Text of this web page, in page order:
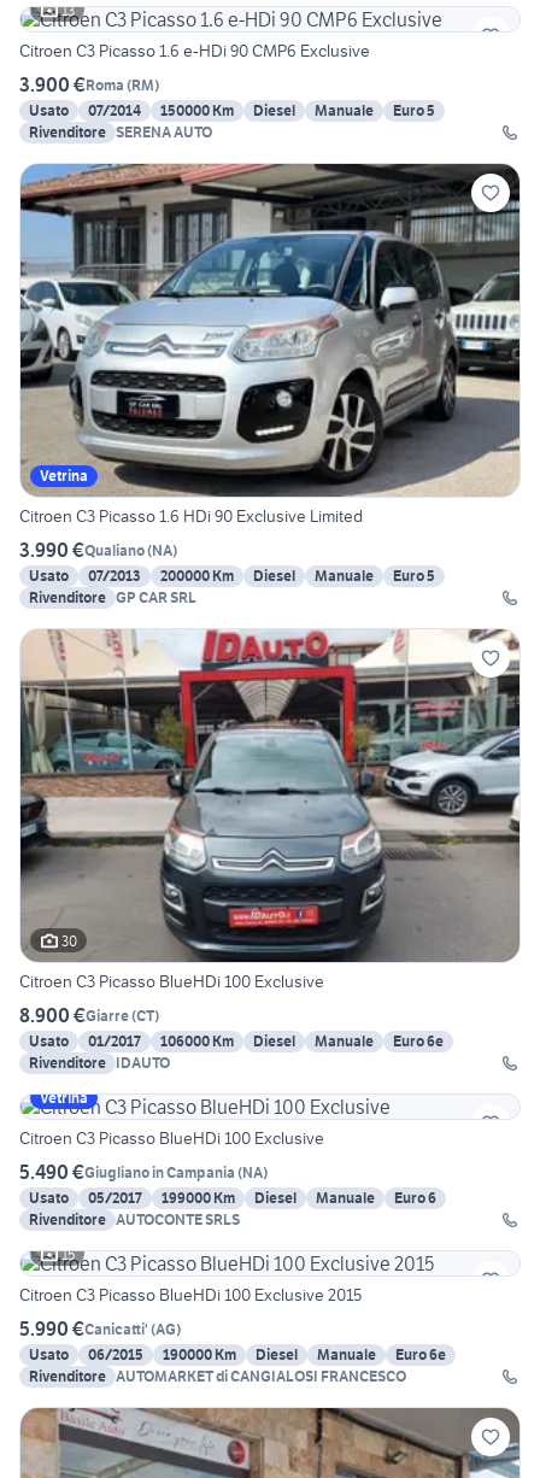
13
Citroen C3 Picasso 1.6 e-HDi 90 CMP6 Exclusive
3.900 €Roma (RM)
Usato
07/2014 150000 Km Diesel Manuale
Euro 5
Rivenditore SERENA AUTO
Vetrina
Citroen C3 Picasso 1.6 HDi 90 Exclusive Limited
3.990 €Qualiano(NA)
Usato
07/2013 200000 Km Diesel Manuale
Euro 5
Rivenditore GP CAR SRL
30
Citroen C3 Picasso BlueHDi 100 Exclusive
8.900 €Giarre(CT)
Usato
01/2017 106000 Km Diesel Manuale
Euro 6e
Rivenditore IDAUTO
Vetrina
Citroen C3 Picasso BlueHDi 100 Exclusive
5.490 €Giugliano in Campania (NA)
Usato
05/2017 199000 Km Diesel Manuale
Euro 6
Rivenditore AUTOCONTE SRLS
15
Citroen C3 Picasso BlueHDi 100 Exclusive 2015
5.990 €Canicatti' (AG)
Usato
06/2015 190000 Km Diesel Manuale
Euro 6e
Rivenditore AUTOMARKET di CANGIALOSI FRANCESCO